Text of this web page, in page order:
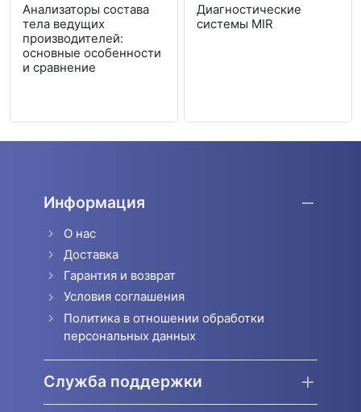
Анализаторы состава
тела ведущих
производителей:
основные особенности
и сравнение
Диагностические
системы MIR
Информация
О нас
Доставка
Гарантия и возврат
Условия соглашения
Политика в отношении обработки
персональных данных
Служба поддержки